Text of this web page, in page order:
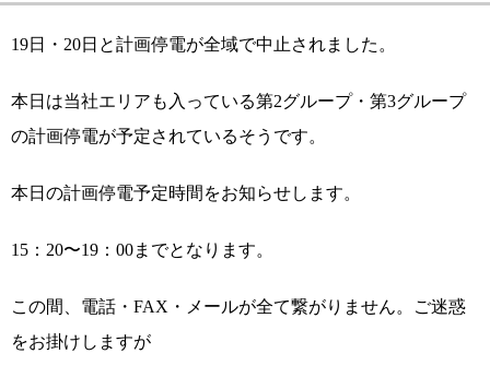
19日・20日と計画停電が全域で中止されました。
本日は当社エリアも入っている第2グループ・第3グループ
の計画停電が予定されているそうです。
本日の計画停電予定時間をお知らせします。
15：20〜19：00までとなります。
この間、電話・FAX・メールが全て繋がりません。ご迷惑
をお掛けしますが